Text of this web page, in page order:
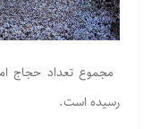
رسیده است.